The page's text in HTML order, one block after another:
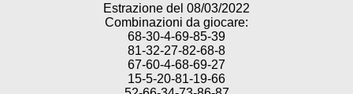
Estrazione del 08/03/2022
Combinazioni da giocare:
68-30-4-69-85-39
81-32-27-82-68-8
67-60-4-68-69-27
15-5-20-81-19-66